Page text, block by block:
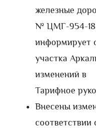
железные
№ ЦМГ-954-18-
информирует
участка
изменений в
Тарифное
Внесены
соответствии